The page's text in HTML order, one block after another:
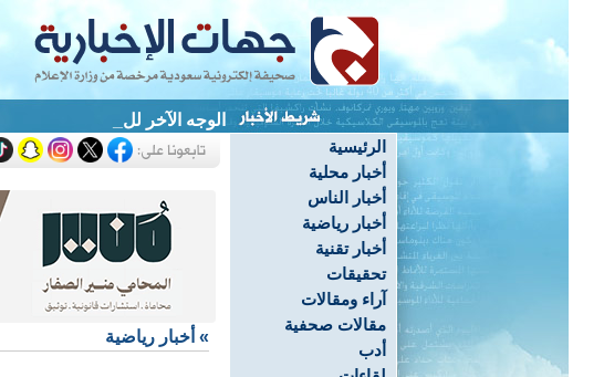
الوجه الآخر للكارثة
الرئيسية
أخبار محلية
أخبار الناس
أخبار رياضية
أخبار تقنية
تحقيقات
آراء ومقالات
مقالات صحفية
أدب
» أخبار رياضية